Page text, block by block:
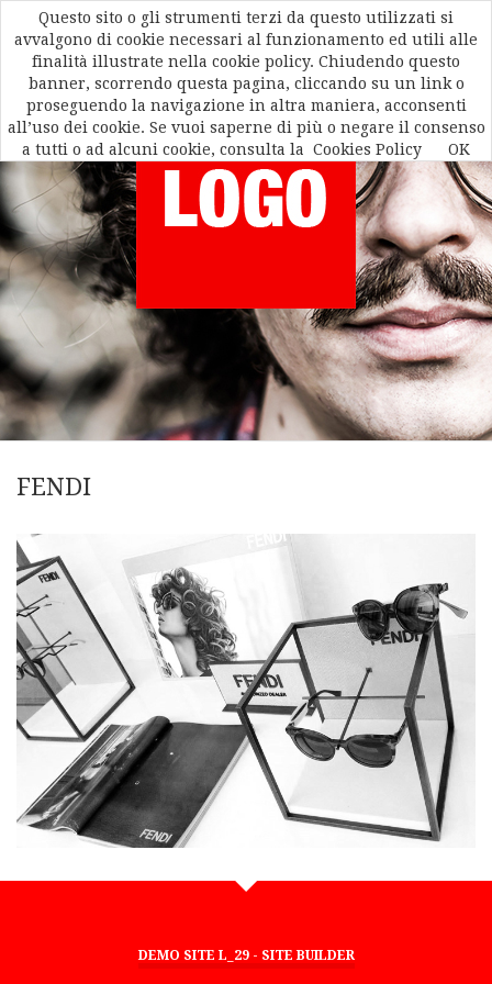
FENDI
DEMO SITE L_29 - SITE BUILDER
Questo sito o gli strumenti terzi da questo utilizzati si
avvalgono di cookie necessari al funzionamento ed utili alle
finalità illustrate nella cookie policy. Chiudendo questo
banner, scorrendo questa pagina, cliccando su un link o
proseguendo la navigazione in altra maniera, acconsenti
all’uso dei cookie. Se vuoi saperne di più o negare il consenso
a tutti o ad alcuni cookie, consulta la Cookies Policy OK